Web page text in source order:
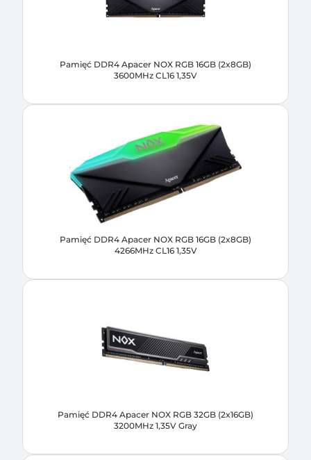
Pamięć DDR4 Apacer NOX RGB 16GB (2x8GB)
3600MHz CL16 1,35V
Pamięć DDR4 Apacer NOX RGB 16GB (2x8GB)
4266MHz CL16 1,35V
Pamięć DDR4 Apacer NOX RGB 32GB (2x16GB)
3200MHz 1,35V Gray